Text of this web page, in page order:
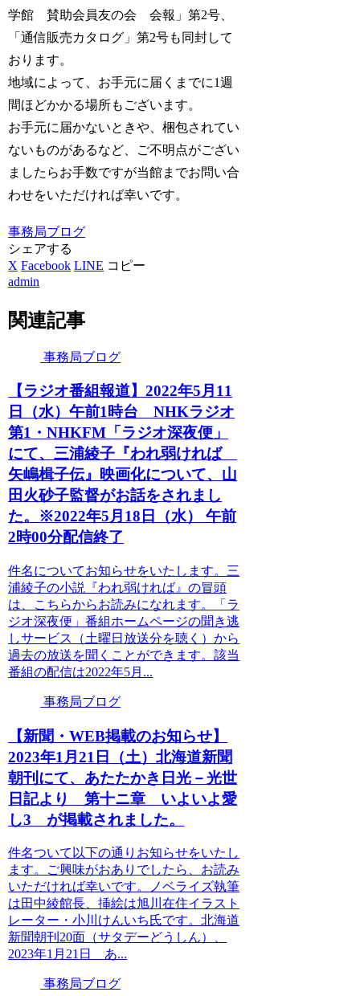
学館 賛助会員友の会 会報」第2号、
「通信販売カタログ」第2号も同封して
おります。
地域によって、お手元に届くまでに1週
間ほどかかる場所もございます。
お手元に届かないときや、梱包されてい
ないものがあるなど、ご不明点がござい
ましたらお手数ですが当館までお問い合
わせをいただければ幸いです。
事務局ブログ
シェアする
X Facebook LINE コピー
admin
関連記事
事務局ブログ
【ラジオ番組報道】2022年5月11
日（水）午前1時台 NHKラジオ
第1・NHKFM「ラジオ深夜便」
にて、三浦綾子『われ弱ければ
矢嶋楫子伝』映画化について、山
田火砂子監督がお話をされまし
た。※2022年5月18日（水） 午前
2時00分配信終了
件名についてお知らせをいたします。三
浦綾子の小説『われ弱ければ』の冒頭
は、こちらからお読みになれます。「ラ
ジオ深夜便」番組ホームページの聞き逃
しサービス（土曜日放送分を聴く）から
過去の放送を聞くことができます。該当
番組の配信は2022年5月...
事務局ブログ
【新聞・WEB掲載のお知らせ】
2023年1月21日（土）北海道新聞
朝刊にて、あたたかき日光－光世
日記より 第十ニ章 いよいよ愛
し3 が掲載されました。
件名ついて以下の通りお知らせをいたし
ます。ご興味がおありでしたら、お読み
いただければ幸いです。ノベライズ執筆
は田中綾館長、挿絵は旭川在住イラスト
レーター・小川けんいち氏です。北海道
新聞朝刊20面（サタデーどうしん）、
2023年1月21日 あ...
事務局ブログ